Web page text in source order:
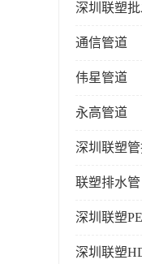
深圳联塑批
通信管道
伟星管道
永高管道
深圳联塑
联塑排水管
深圳联塑